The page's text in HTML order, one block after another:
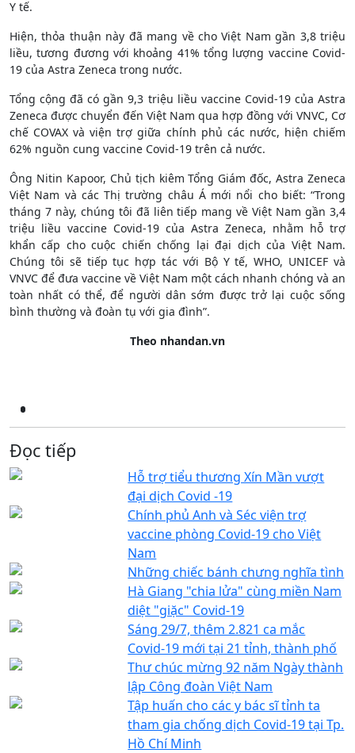
Y tế.
Hiện, thỏa thuận này đã mang về cho Việt Nam gần 3,8 triệu
liều, tương đương với khoảng 41% tổng lượng vaccine Covid-
19 của Astra Zeneca trong nước.
Tổng cộng đã có gần 9,3 triệu liều vaccine Covid-19 của Astra
Zeneca được chuyển đến Việt Nam qua hợp đồng với VNVC, Cơ
chế COVAX và viện trợ giữa chính phủ các nước, hiện chiếm
62% nguồn cung vaccine Covid-19 trên cả nước.
Ông Nitin Kapoor, Chủ tịch kiêm Tổng Giám đốc, Astra Zeneca
Việt Nam và các Thị trường châu Á mới nổi cho biết: “Trong
tháng 7 này, chúng tôi đã liên tiếp mang về Việt Nam gần 3,4
triệu liều vaccine Covid-19 của Astra Zeneca, nhằm hỗ trợ
khẩn cấp cho cuộc chiến chống lại đại dịch của Việt Nam.
Chúng tôi sẽ tiếp tục hợp tác với Bộ Y tế, WHO, UNICEF và
VNVC để đưa vaccine về Việt Nam một cách nhanh chóng và an
toàn nhất có thể, để người dân sớm được trở lại cuộc sống
bình thường và đoàn tụ với gia đình”.
Theo nhandan.vn
Đọc tiếp
Hỗ trợ tiểu thương Xín Mần vượt
đại dịch Covid -19
Chính phủ Anh và Séc viện trợ
vaccine phòng Covid-19 cho Việt
Nam
Những chiếc bánh chưng nghĩa tình
Hà Giang "chia lửa" cùng miền Nam
diệt "giặc" Covid-19
Sáng 29/7, thêm 2.821 ca mắc
Covid-19 mới tại 21 tỉnh, thành phố
Thư chúc mừng 92 năm Ngày thành
lập Công đoàn Việt Nam
Tập huấn cho các y bác sĩ tỉnh ta
tham gia chống dịch Covid-19 tại Tp.
Hồ Chí Minh